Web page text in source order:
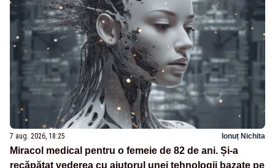
7 aug. 2026, 18:25 Ionuț Nichita
Miracol medical pentru o femeie de 82 de ani. Și-a
recăpătat vederea cu ajutorul unei tehnologii bazate pe